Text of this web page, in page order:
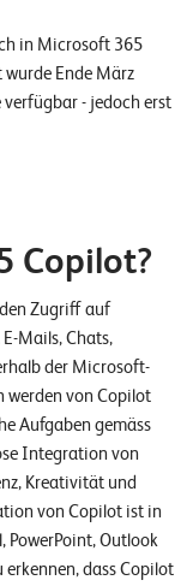
in Microsoft 365
Ende März
- jedoch erst
Copilot?
Zugriff auf
Mails, Chats,
der Microsoft-
werden von Copilot
Aufgaben gemäss
Integration von
Kreativität und
von Copilot ist in
PowerPoint, Outlook
dass Copilot